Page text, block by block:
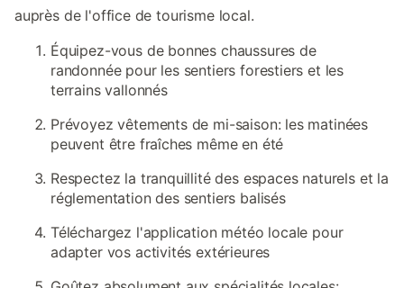
auprès de l'office de tourisme local.
Équipez-vous de bonnes chaussures de
randonnée pour les sentiers forestiers et les
terrains vallonnés
Prévoyez vêtements de mi-saison: les matinées
peuvent être fraîches même en été
Respectez la tranquillité des espaces naturels et la
réglementation des sentiers balisés
Téléchargez l'application météo locale pour
adapter vos activités extérieures